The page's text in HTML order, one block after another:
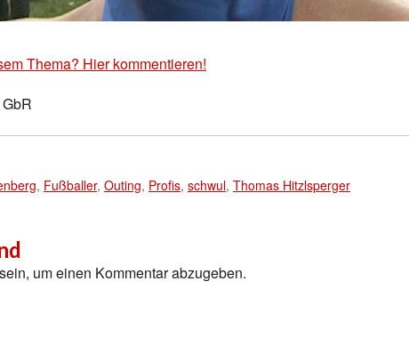
Thema? Hier kommentieren!
, Fußballer, Outing, Profis, schwul, Thomas Hitzlsperger
sein, um einen Kommentar abzugeben.